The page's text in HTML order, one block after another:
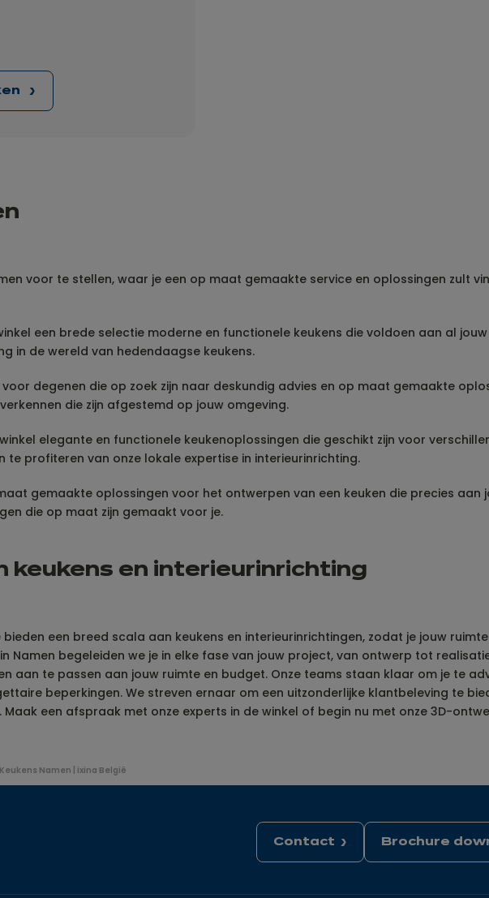
voor te stellen, waar je een op maat gemaakte service en oplossingen zult
een brede selectie moderne en functionele keukens die voldoen aan al
in de wereld van hedendaagse keukens.
degenen die op zoek zijn naar deskundig advies en op maat gemaakte
die zijn afgestemd op jouw omgeving.
elegante en functionele keukenoplossingen die geschikt zijn voor
profiteren van onze lokale expertise in interieurinrichting.
gemaakte oplossingen voor het ontwerpen van een keuken die precies aan
die op maat zijn gemaakt voor je.
keukens en interieurinrichting
bieden een breed scala aan keukens en interieurinrichtingen, zodat je jouw
Namen begeleiden we je in elke fase van jouw project, van ontwerp tot
aan te passen aan jouw ruimte en budget. Onze teams staan klaar om je te
beperkingen. We streven ernaar om een uitzonderlijke klantbeleving te
een afspraak met onze experts in de winkel of begin nu met onze 3D-
Keukens Namen | ixina België
Contact Brochure